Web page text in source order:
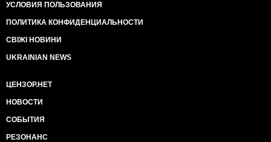
УСЛОВИЯ ПОЛЬЗОВАНИЯ
ПОЛИТИКА КОНФИДЕНЦИАЛЬНОСТИ
СВІЖІ НОВИНИ
UKRAINIAN NEWS
ЦЕНЗОР.НЕТ
НОВОСТИ
СОБЫТИЯ
РЕЗОНАНС